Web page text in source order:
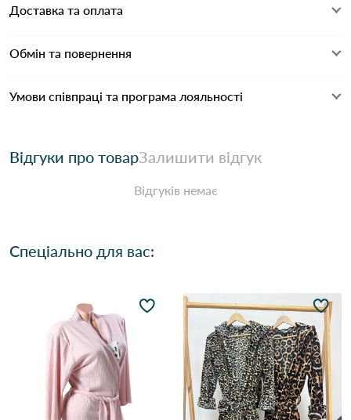
Доставка та оплата
Обмін та повернення
Умови співпраці та програма лояльності
Відгуки про товарЗалишити відгук
Відгуків немає
Спеціально для вас: